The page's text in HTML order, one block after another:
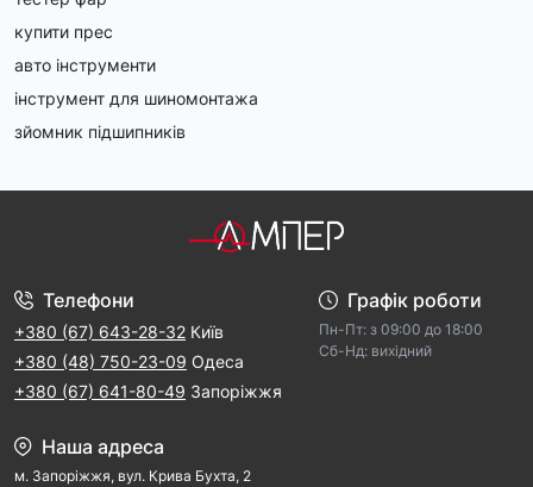
купити прес
авто інструменти
інструмент для шиномонтажа
зйомник підшипників
Телефони
+380 (67) 643-28-32 Київ
+380 (48) 750-23-09 Одеса
+380 (67) 641-80-49 Запоріжжя
Графік роботи
Пн-Пт: з 09:00 дo 18:00
Cб-Hд: виxідний
Наша адреса
м. Запорiжжя, вул. Крива Бухта, 2